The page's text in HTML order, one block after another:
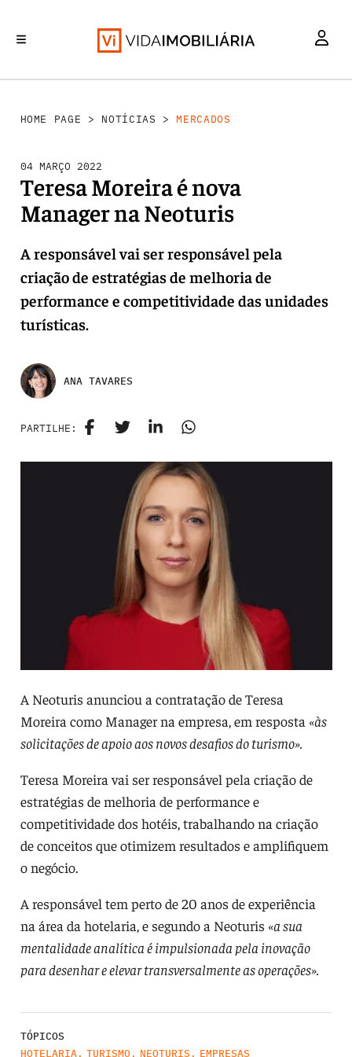
HOME PAGE > NOTÍCIAS >MERCADOS
04 MARÇO 2022
Teresa Moreira é nova
Manager na Neoturis
A responsável vai ser responsável pela
criação de estratégias de melhoria de
performance e competitividade das unidades
turísticas.
ANA TAVARES
PARTILHE:
A Neoturis anunciou a contratação de Teresa
Moreira como Manager na empresa, em resposta «às
solicitações de apoio aos novos desafios do turismo».
Teresa Moreira vai ser responsável pela criação de
estratégias de melhoria de performance e
competitividade dos hotéis, trabalhando na criação
de conceitos que otimizem resultados e amplifiquem
o negócio.
A responsável tem perto de 20 anos de experiência
na área da hotelaria, e segundo a Neoturis «a sua
mentalidade analítica é impulsionada pela inovação
para desenhar e elevar transversalmente as operações».
TÓPICOS
HOTELARIA, TURISMO, NEOTURIS , EMPRESAS